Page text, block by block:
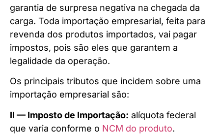
garantia de surpresa negativa na chegada da
carga. Toda importação empresarial, feita para
revenda dos produtos importados, vai pagar
impostos, pois são eles que garantem a
legalidade da operação.
Os principais tributos que incidem sobre uma
importação empresarial são:
II — Imposto de Importação: alíquota federal
que varia conforme o NCM do produto.